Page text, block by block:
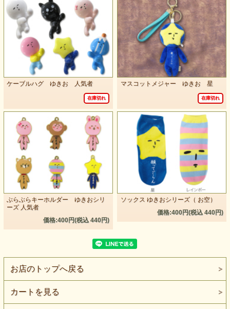
ケーブルハグ ゆきお 人気者
在庫切れ
マスコットメジャー ゆきお 星
在庫切れ
ぶらぶらキーホルダー ゆきおシリ
ーズ 人気者
価格:400円(税込 440円)
ソックス ゆきおシリーズ（ お空）
価格:400円(税込 440円)
お店のトップへ戻る
カートを見る